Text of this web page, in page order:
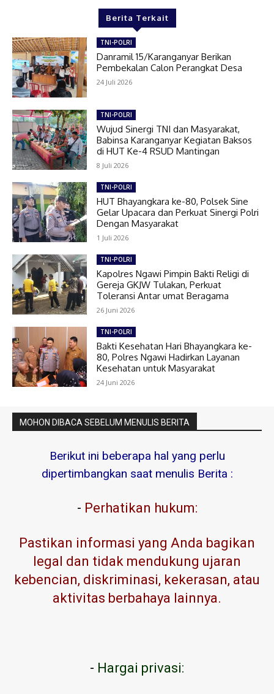
Berita Terkait
TNI-POLRI
Danramil 15/Karanganyar Berikan
Pembekalan Calon Perangkat Desa
24 Juli 2026
TNI-POLRI
Wujud Sinergi TNI dan Masyarakat,
Babinsa Karanganyar Kegiatan Baksos
di HUT Ke-4 RSUD Mantingan
8 Juli 2026
TNI-POLRI
HUT Bhayangkara ke-80, Polsek Sine
Gelar Upacara dan Perkuat Sinergi Polri
Dengan Masyarakat
1 Juli 2026
TNI-POLRI
Kapolres Ngawi Pimpin Bakti Religi di
Gereja GKJW Tulakan, Perkuat
Toleransi Antar umat Beragama
26 Juni 2026
TNI-POLRI
Bakti Kesehatan Hari Bhayangkara ke-
80, Polres Ngawi Hadirkan Layanan
Kesehatan untuk Masyarakat
24 Juni 2026
MOHON DIBACA SEBELUM MENULIS BERITA
Berikut ini beberapa hal yang perlu
dipertimbangkan saat menulis Berita :
- Perhatikan hukum:
Pastikan informasi yang Anda bagikan
legal dan tidak mendukung ujaran
kebencian, diskriminasi, kekerasan, atau
aktivitas berbahaya lainnya.
- Hargai privasi: